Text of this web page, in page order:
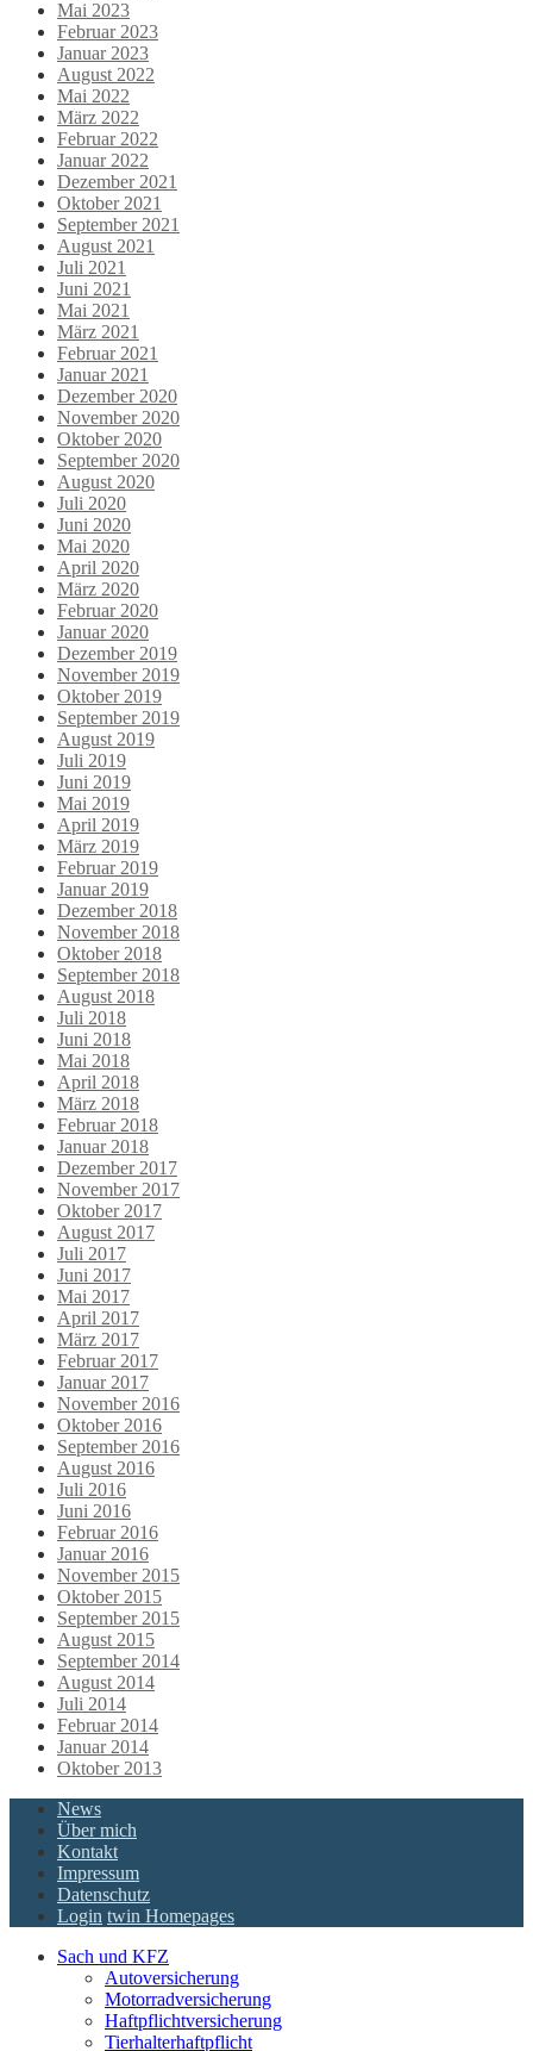
Mai 2023
Februar 2023
Januar 2023
August 2022
Mai 2022
März 2022
Februar 2022
Januar 2022
Dezember 2021
Oktober 2021
September 2021
August 2021
Juli 2021
Juni 2021
Mai 2021
März 2021
Februar 2021
Januar 2021
Dezember 2020
November 2020
Oktober 2020
September 2020
August 2020
Juli 2020
Juni 2020
Mai 2020
April 2020
März 2020
Februar 2020
Januar 2020
Dezember 2019
November 2019
Oktober 2019
September 2019
August 2019
Juli 2019
Juni 2019
Mai 2019
April 2019
März 2019
Februar 2019
Januar 2019
Dezember 2018
November 2018
Oktober 2018
September 2018
August 2018
Juli 2018
Juni 2018
Mai 2018
April 2018
März 2018
Februar 2018
Januar 2018
Dezember 2017
November 2017
Oktober 2017
August 2017
Juli 2017
Juni 2017
Mai 2017
April 2017
März 2017
Februar 2017
Januar 2017
November 2016
Oktober 2016
September 2016
August 2016
Juli 2016
Juni 2016
Februar 2016
Januar 2016
November 2015
Oktober 2015
September 2015
August 2015
September 2014
August 2014
Juli 2014
Februar 2014
Januar 2014
Oktober 2013
News
Über mich
Kontakt
Impressum
Datenschutz
Login twin Homepages
Sach und KFZ
Autoversicherung
Motorradversicherung
Haftpflichtversicherung
Tierhalterhaftpflicht